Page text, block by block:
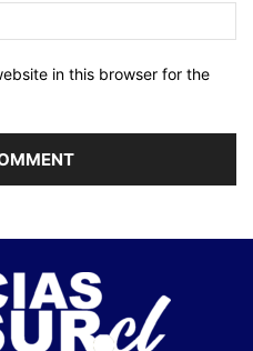
in this browser for the